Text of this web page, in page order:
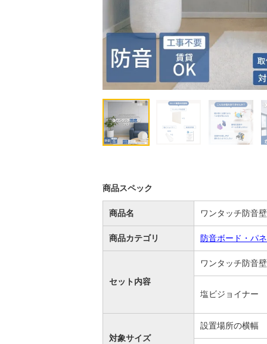
商品スペック
商品名 ワンタッチ防音
商品カテゴリ 防音ボード・パ
セット内容
ワンタッチ防音壁
塩ビジョイナー
対象サイズ
設置場所の横幅